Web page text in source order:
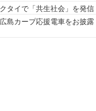
タイで「共生社会」を発信
島カープ応援電車をお披露